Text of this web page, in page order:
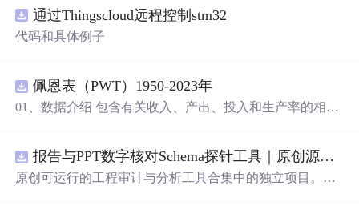
张图片、直接读取整个文件夹内所有 JPG/PNG 图像，可自
定义输出图片分辨率、调节 JPG0~100 区间压缩质量，自
观展示压缩效果。 适用人群 Qt/C++ 零基础初学者，学习
QImage 图像绘图、文件目录遍历、UI 交互开发； 需要本
地批量处理图片的办公、设计、自媒体从业者； 想要学习
习者。 使用场景 自媒体批量压缩配图，降低图片体积节省
上传流量； 摄影、设计批量统一图片尺寸，批量轻量化相
册图片； 程序开发学习：QFileDialog 文件选择、QDir 文
通过Thingscloud远程控制stm32
代码和具体例子
佩恩表（PWT）1950-2023年
01、数据介绍 包含有关收入、产出、投入和生产率的相对
翻译使用说明，英文原版使用说明。 数据名称：佩恩表
（PWT） 数据年份：1950-2023年
报告与PPT数字核对Schema探针工具｜原创源码+测试+离线报告
原创可运行的工程审计与分析工具合集中的独立项目。每